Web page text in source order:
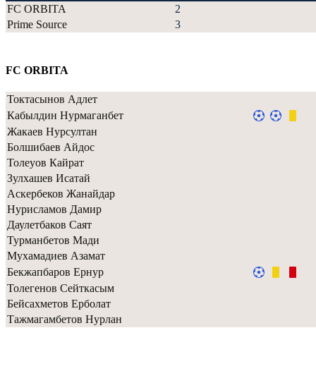
FC ORBITA
2
Prime Source
3
FC ORBITA
Токтасынов Адлет
Кабылдин Нурмаганбет
Жакаев Нурсултан
Болшибаев Айдос
Толеуов Кайрат
Зулхашев Исатай
Аскербеков Жанайдар
Нурисламов Дамир
Даулетбаков Саят
Турманбетов Мади
Мухамадиев Азамат
Бекжапбаров Ернур
Толегенов Сейткасым
Бейсахметов Ерболат
Тажмагамбетов Нурлан